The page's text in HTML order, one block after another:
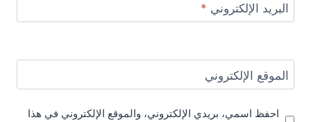
البريد الإلكتروني *
الموقع الإلكتروني
احفظ اسمي، بريدي الإلكتروني، والموقع الإلكتروني في هذا